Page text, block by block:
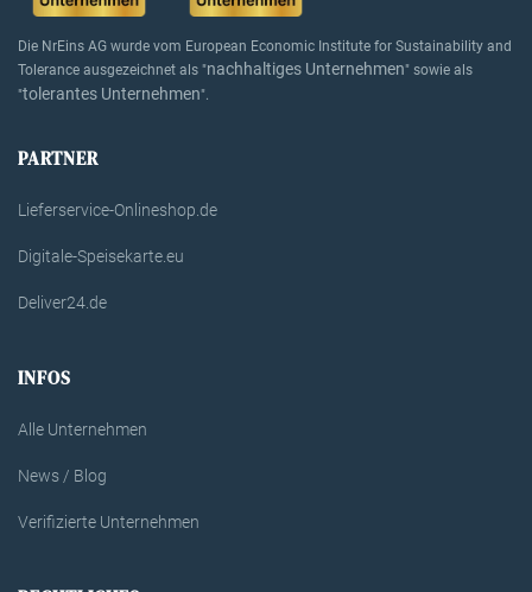
Die NrEins AG wurde vom European Economic Institute for Sustainability and
Tolerance ausgezeichnet als "nachhaltiges Unternehmen" sowie als
"tolerantes Unternehmen".
PARTNER
Lieferservice-Onlineshop.de
Digitale-Speisekarte.eu
Deliver24.de
INFOS
Alle Unternehmen
News / Blog
Verifizierte Unternehmen